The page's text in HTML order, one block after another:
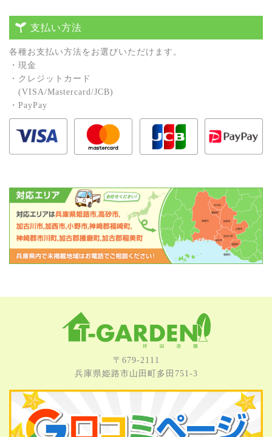
支払い方法
各種お⽀払い⽅法をお選びいただけます。
・現⾦
・クレジットカード
(VISA/Mastercard/JCB)
・PayPay
〒679-2111
兵庫県姫路市⼭⽥町多⽥751-3